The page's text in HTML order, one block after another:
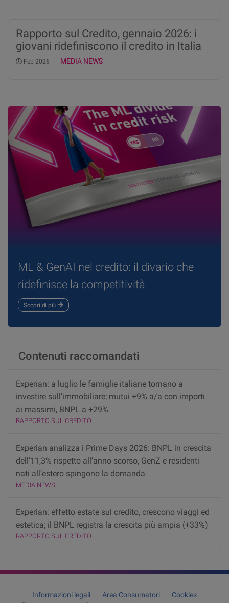
Rapporto sul Credito, gennaio 2026: i
giovani ridefiniscono il credito in Italia
con un’esplosione del BNPL (+54%)
Feb 2026 | MEDIA NEWS
ML & GenAI nel credito: il divario che
ridefinisce la competitività
Scopri di più
Contenuti raccomandati
Experian: a luglio le famiglie italiane tornano a
investire sull’immobiliare; mutui +9% a/a con importi
ai massimi, BNPL a +29%
RAPPORTO SUL CREDITO
Experian analizza i Prime Days 2026: BNPL in crescita
dell’11,3% rispetto all’anno scorso, GenZ e residenti
nati all’estero spingono la domanda
MEDIA NEWS
Experian: effetto estate sul credito, crescono viaggi ed
estetica; il BNPL registra la crescita più ampia (+33%)
RAPPORTO SUL CREDITO
Informazioni legali Area Consumatori
Cookies